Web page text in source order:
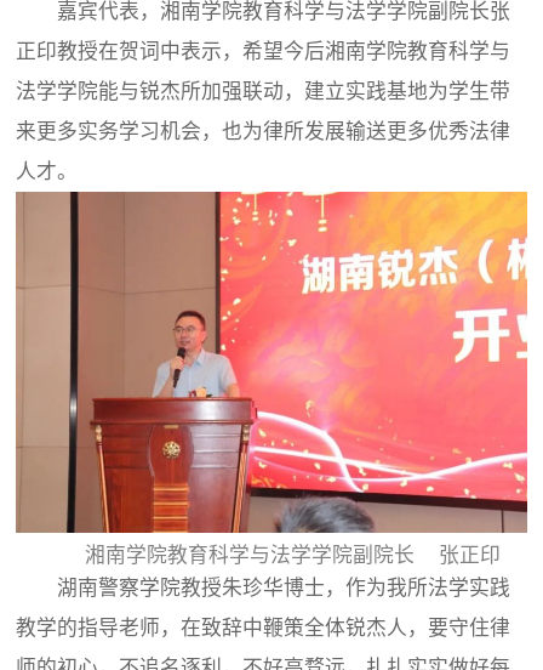
嘉宾代表，湘南学院教育科学与法学学院副院长张
正印教授在贺词中表示，希望今后湘南学院教育科学与
法学学院能与锐杰所加强联动，建立实践基地为学生带
来更多实务学习机会，也为律所发展输送更多优秀法律
人才。
湘南学院教育科学与法学学院副院长 张正印
湖南警察学院教授朱珍华博士，作为我所法学实践
教学的指导老师，在致辞中鞭策全体锐杰人，要守住律